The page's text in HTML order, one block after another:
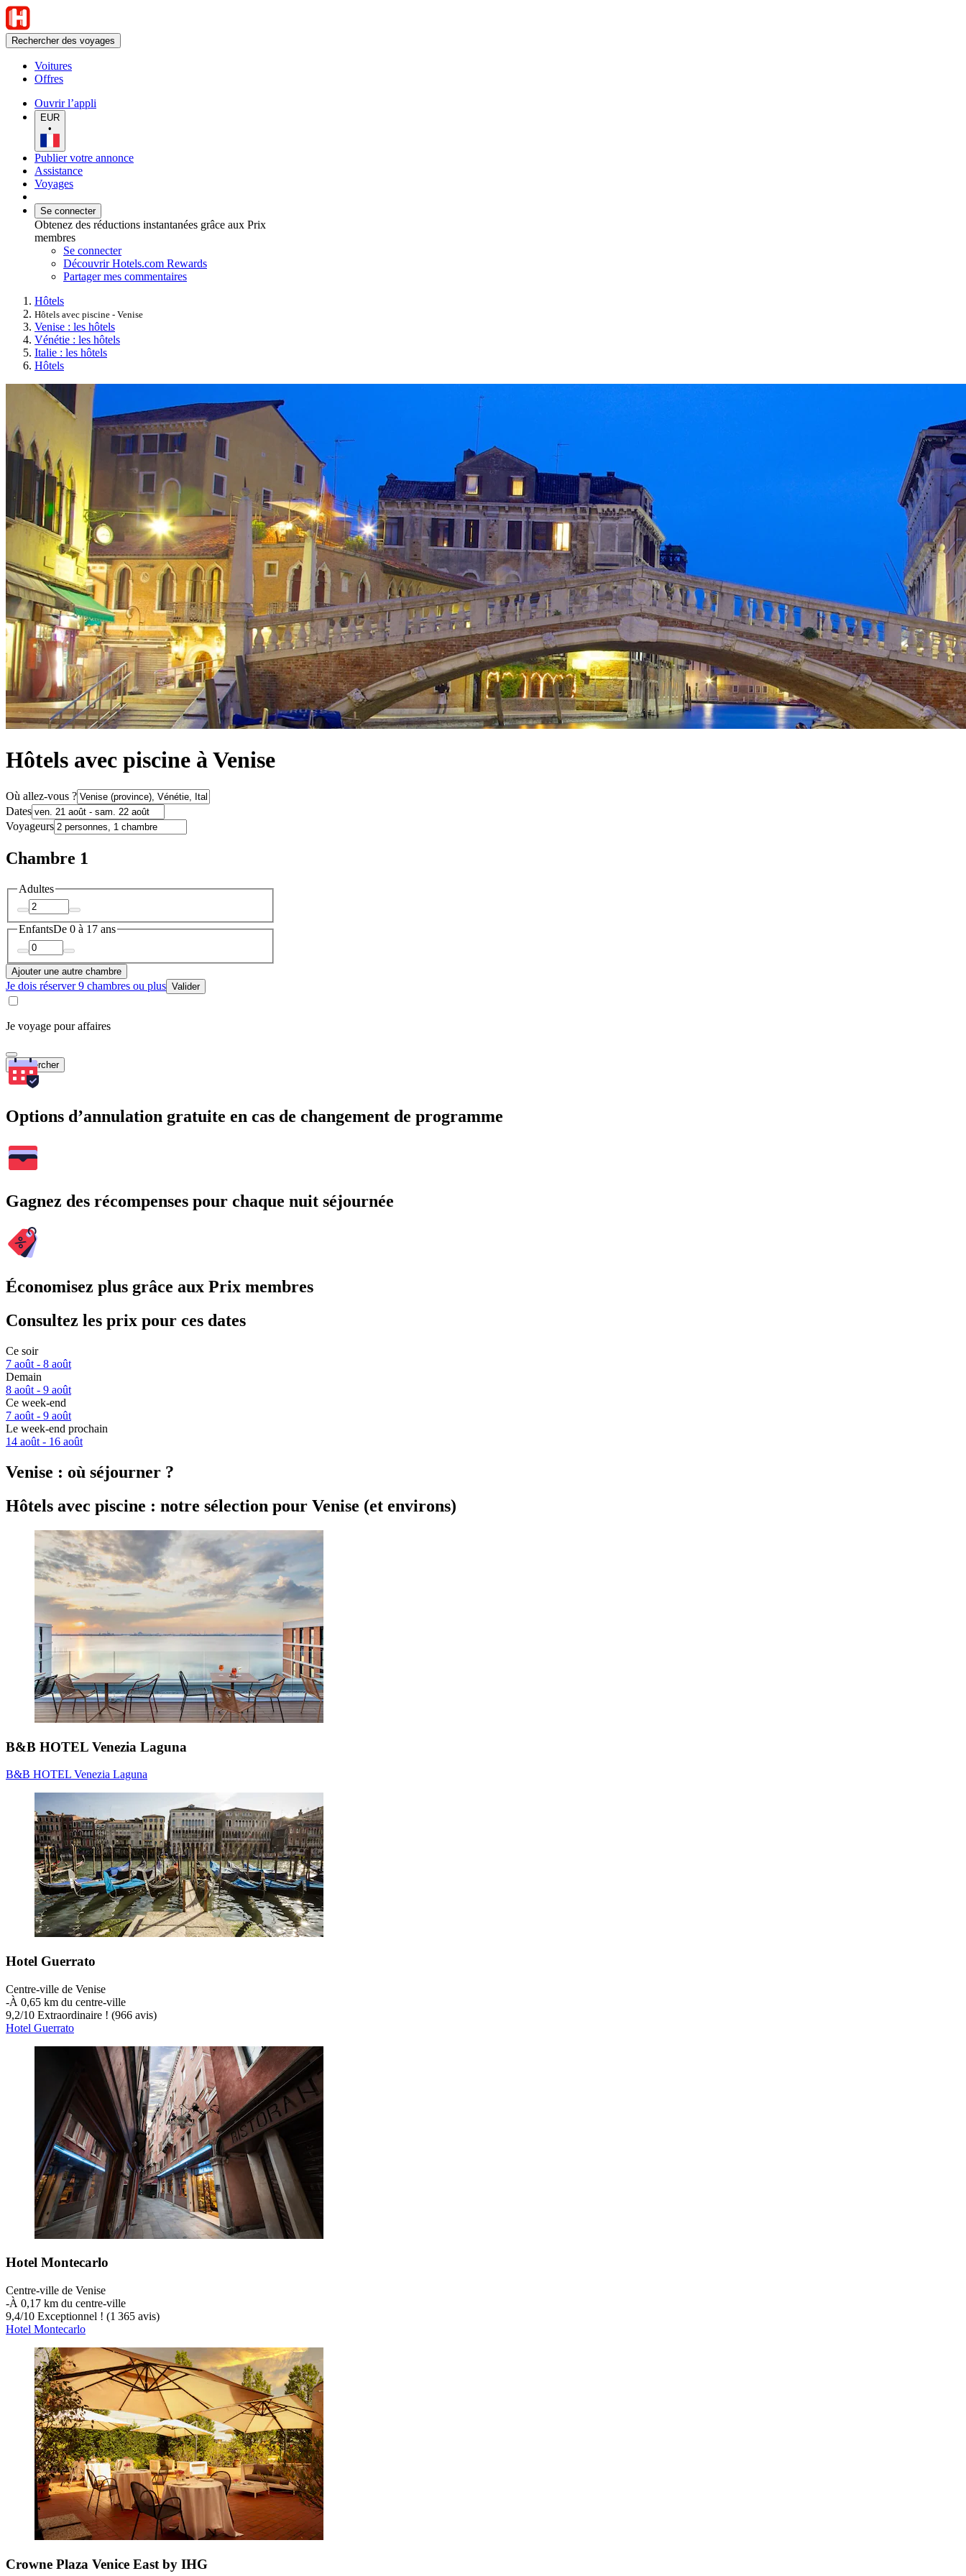
Rechercher des voyages
Voitures
Offres
Ouvrir l’appli
EUR
•
Publier votre annonce
Assistance
Voyages
Se connecter
Obtenez des réductions instantanées grâce aux Prix
membres
Se connecter
Découvrir Hotels.com Rewards
Partager mes commentaires
Hôtels
Hôtels avec piscine - Venise
Venise : les hôtels
Vénétie : les hôtels
Italie : les hôtels
Hôtels
Hôtels avec piscine à Venise
Où allez-vous ?
Dates
Voyageurs
Chambre 1
Adultes
EnfantsDe 0 à 17 ans
Ajouter une autre chambre
Je dois réserver 9 chambres ou plus Valider
Je voyage pour affaires
Rechercher
Options d’annulation gratuite en cas de changement de programme
Gagnez des récompenses pour chaque nuit séjournée
Économisez plus grâce aux Prix membres
Consultez les prix pour ces dates
Ce soir
7 août - 8 août
Demain
8 août - 9 août
Ce week-end
7 août - 9 août
Le week-end prochain
14 août - 16 août
Venise : où séjourner ?
Hôtels avec piscine : notre sélection pour Venise (et environs)
B&B HOTEL Venezia Laguna
B&B HOTEL Venezia Laguna
Hotel Guerrato
Centre-ville de Venise
‐À 0,65 km du centre-ville
9,2/10 Extraordinaire ! (966 avis)
Hotel Guerrato
Hotel Montecarlo
Centre-ville de Venise
‐À 0,17 km du centre-ville
9,4/10 Exceptionnel ! (1 365 avis)
Hotel Montecarlo
Crowne Plaza Venice East by IHG